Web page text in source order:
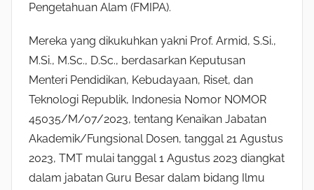
Pengetahuan Alam (FMIPA).
Mereka yang dikukuhkan yakni Prof. Armid, S.Si.,
M.Si., M.Sc., D.Sc., berdasarkan Keputusan
Menteri Pendidikan, Kebudayaan, Riset, dan
Teknologi Republik, Indonesia Nomor NOMOR
45035/M/07/2023, tentang Kenaikan Jabatan
Akademik/Fungsional Dosen, tanggal 21 Agustus
2023, TMT mulai tanggal 1 Agustus 2023 diangkat
dalam jabatan Guru Besar dalam bidang Ilmu